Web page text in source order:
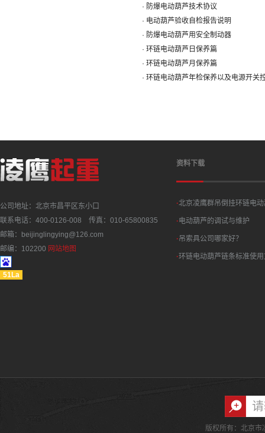
· 防爆电动葫芦技术协议
· 电动葫芦验收自检报告说明
· 防爆电动葫芦用安全制动器
· 环链电动葫芦日保养篇
· 环链电动葫芦月保养篇
· 环链电动葫芦年检保养以及电源开关
公司地址：北京市昌平区东小口
联系电话：400-0126-008 传真：010-65800835
邮箱：beijinglingying@126.com
邮编：102200 网站地图
51La
资料下载
·北京凌鹰群吊倒挂环链电
·电动葫芦的调试与维护
·吊索具公司哪家好？
·环链电动葫芦链条标准使
版权所有：北京